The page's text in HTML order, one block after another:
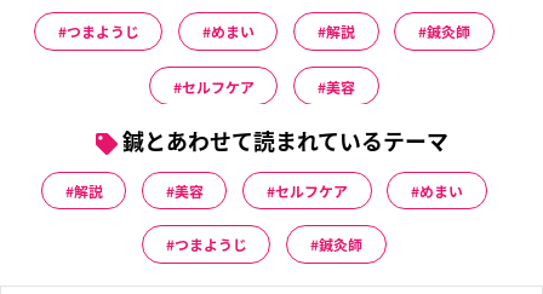
つまようじ めまい 解説 鍼灸師
セルフケア 美容
鍼とあわせて読まれているテーマ
解説 美容 セルフケア めまい
つまようじ 鍼灸師